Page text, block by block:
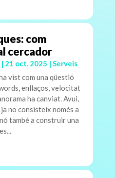
com
cercador
| 21 oct. 2025 | Serveis
vist com una qüestió
enllaços, velocitat
ha canviat. Avui,
no consisteix només a
també a construir una